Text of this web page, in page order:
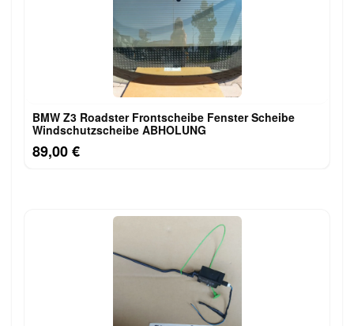
BMW Z3 Roadster Frontscheibe Fenster Scheibe
Windschutzscheibe ABHOLUNG
89,00 €